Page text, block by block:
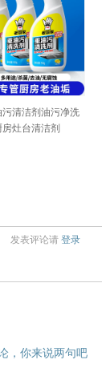
清洁剂油污净洗
灶台清洁剂
发表评论请 登录
，你来说两句吧